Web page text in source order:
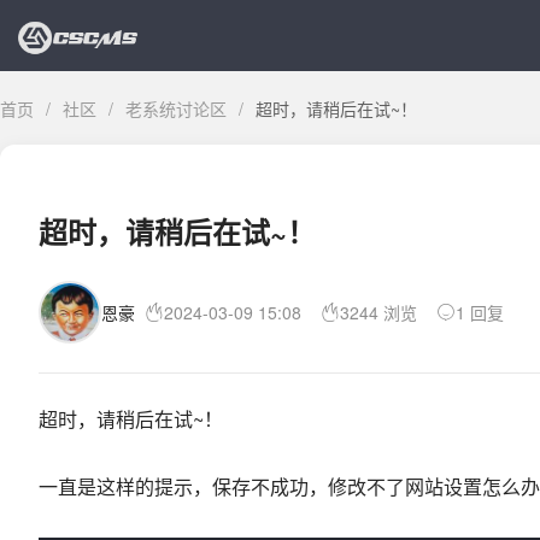
首页 / 社区 / 老系统讨论区 / 超时，请稍后在试~！
超时，请稍后在试~！
恩豪 2024-03-09 15:08 3244 浏览 1 回复
超时，请稍后在试~！
一直是这样的提示，保存不成功，修改不了网站设置怎么办